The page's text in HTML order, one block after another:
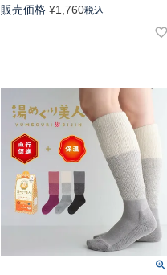
販売価格 ¥1,760税込